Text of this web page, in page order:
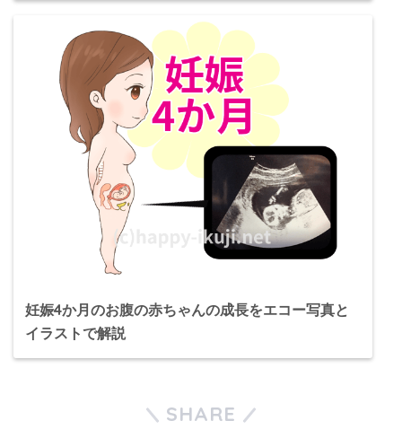
妊娠4か月のお腹の赤ちゃんの成長をエコー写真と
イラストで解説
SHARE